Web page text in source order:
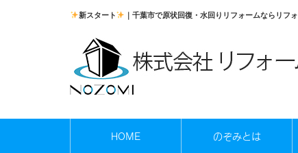
新スタート ｜千葉市で原状回復・水回りリフォームならリフ
HOME のぞみとは